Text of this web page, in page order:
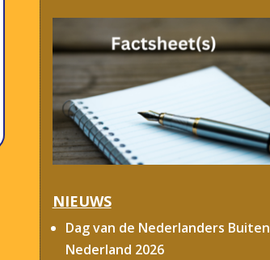
NIEUWS
Dag van de Nederlanders Buiten
Nederland 2026